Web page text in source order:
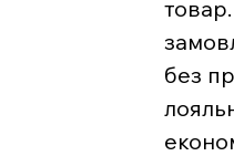
без